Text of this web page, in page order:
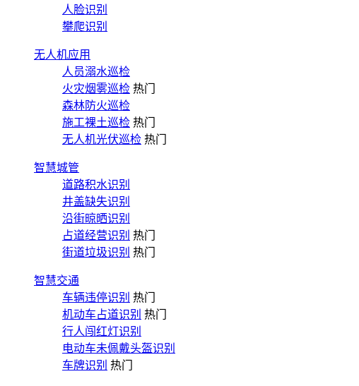
人脸识别
攀爬识别
无人机应用
人员溺水巡检
火灾烟雾巡检 热门
森林防火巡检
施工裸土巡检 热门
无人机光伏巡检 热门
智慧城管
道路积水识别
井盖缺失识别
沿街晾晒识别
占道经营识别 热门
街道垃圾识别 热门
智慧交通
车辆违停识别 热门
机动车占道识别 热门
行人闯红灯识别
电动车未佩戴头盔识别
车牌识别 热门